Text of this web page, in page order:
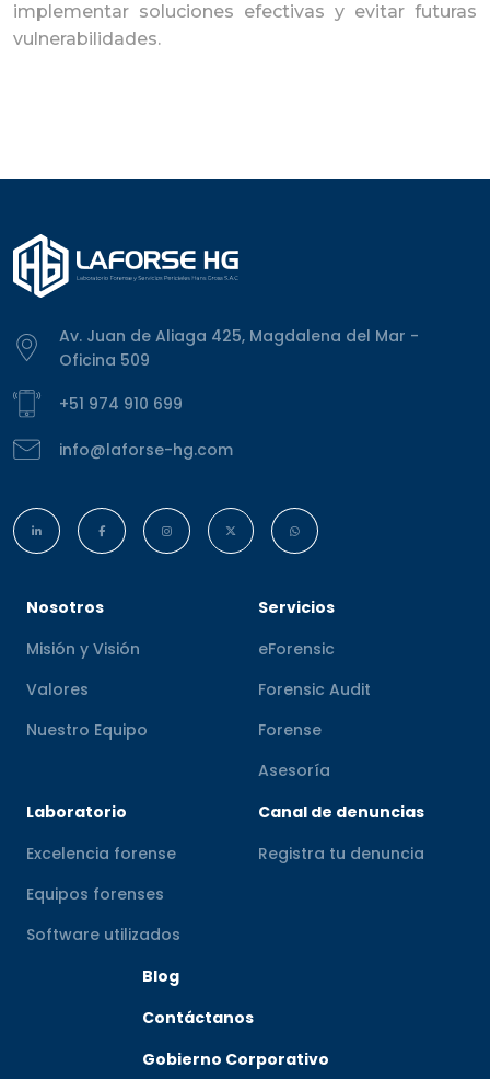
implementar soluciones efectivas y evitar futuras
vulnerabilidades.
Av. Juan de Aliaga 425, Magdalena del Mar -
Oficina 509
+51 974 910 699
info@laforse-hg.com
Nosotros
Misión y Visión
Valores
Nuestro Equipo
Servicios
eForensic
Forensic Audit
Forense
Asesoría
Laboratorio
Excelencia forense
Equipos forenses
Software utilizados
Canal de denuncias
Registra tu denuncia
Blog
Contáctanos
Gobierno Corporativo